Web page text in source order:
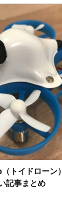
トイドローン
記事まとめ